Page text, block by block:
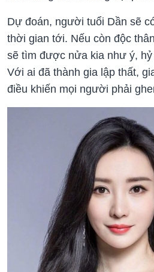
Dự đoán, người tuổi Dần sẽ
thời gian tới. Nếu còn độc
sẽ tìm được nửa kia như ý,
Với ai đã thành gia lập thất,
điều khiến mọi người phải